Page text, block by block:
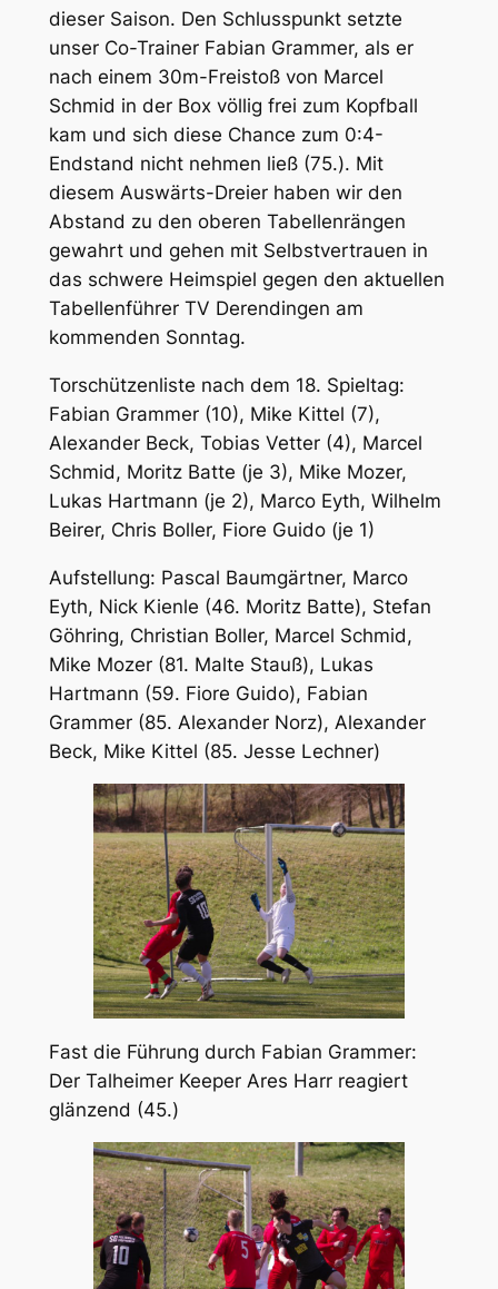
dieser Saison. Den Schlusspunkt setzte
unser Co-Trainer Fabian Grammer, als er
nach einem 30m-Freistoß von Marcel
Schmid in der Box völlig frei zum Kopfball
kam und sich diese Chance zum 0:4-
Endstand nicht nehmen ließ (75.). Mit
diesem Auswärts-Dreier haben wir den
Abstand zu den oberen Tabellenrängen
gewahrt und gehen mit Selbstvertrauen in
das schwere Heimspiel gegen den aktuellen
Tabellenführer TV Derendingen am
kommenden Sonntag.
Torschützenliste nach dem 18. Spieltag:
Fabian Grammer (10), Mike Kittel (7),
Alexander Beck, Tobias Vetter (4), Marcel
Schmid, Moritz Batte (je 3), Mike Mozer,
Lukas Hartmann (je 2), Marco Eyth, Wilhelm
Beirer, Chris Boller, Fiore Guido (je 1)
Aufstellung: Pascal Baumgärtner, Marco
Eyth, Nick Kienle (46. Moritz Batte), Stefan
Göhring, Christian Boller, Marcel Schmid,
Mike Mozer (81. Malte Stauß), Lukas
Hartmann (59. Fiore Guido), Fabian
Grammer (85. Alexander Norz), Alexander
Beck, Mike Kittel (85. Jesse Lechner)
Fast die Führung durch Fabian Grammer:
Der Talheimer Keeper Ares Harr reagiert
glänzend (45.)